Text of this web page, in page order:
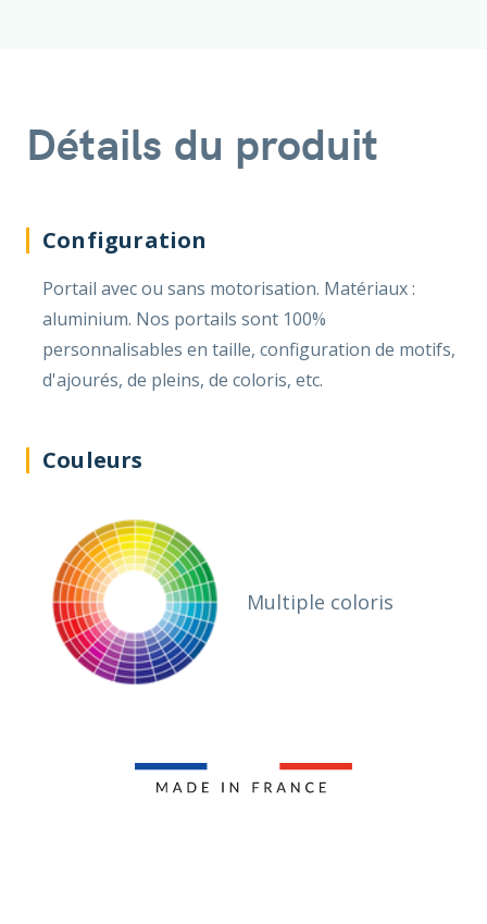
Détails du produit
Configuration
Portail avec ou sans motorisation. Matériaux :
aluminium. Nos portails sont 100%
personnalisables en taille, configuration de motifs,
d'ajourés, de pleins, de coloris, etc.
Couleurs
Multiple coloris